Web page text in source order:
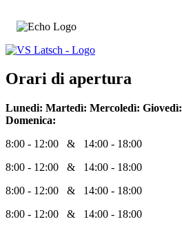
Orari di apertura
Lunedi: Martedì: Mercoledì: Giovedì:
Domenica:
8:00 - 12:00 & 14:00 - 18:00
8:00 - 12:00 & 14:00 - 18:00
8:00 - 12:00 & 14:00 - 18:00
8:00 - 12:00 & 14:00 - 18:00